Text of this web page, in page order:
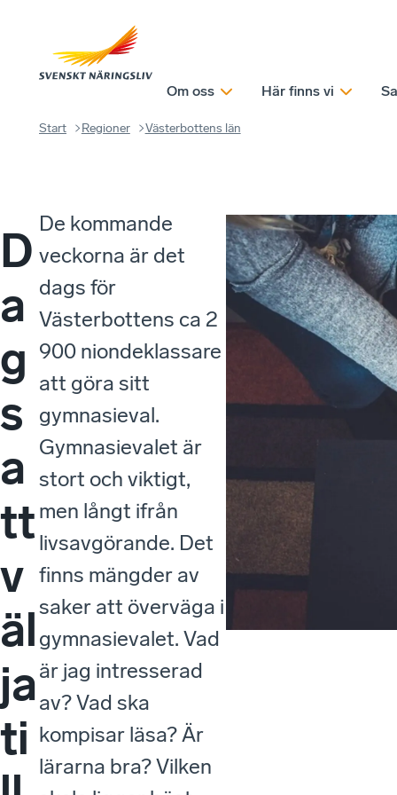
Om oss Här finns vi
Start Regioner Västerbottens län
D
a
g
s
a
tt
v
äl
ja
ti
De kommande
veckorna är det
dags för
Västerbottens ca 2
900 niondeklassare
att göra sitt
gymnasieval.
Gymnasievalet är
stort och viktigt,
men långt ifrån
livsavgörande. Det
finns mängder av
saker att överväga i
gymnasievalet. Vad
är jag intresserad
av? Vad ska
kompisar läsa? Är
lärarna bra? Vilken